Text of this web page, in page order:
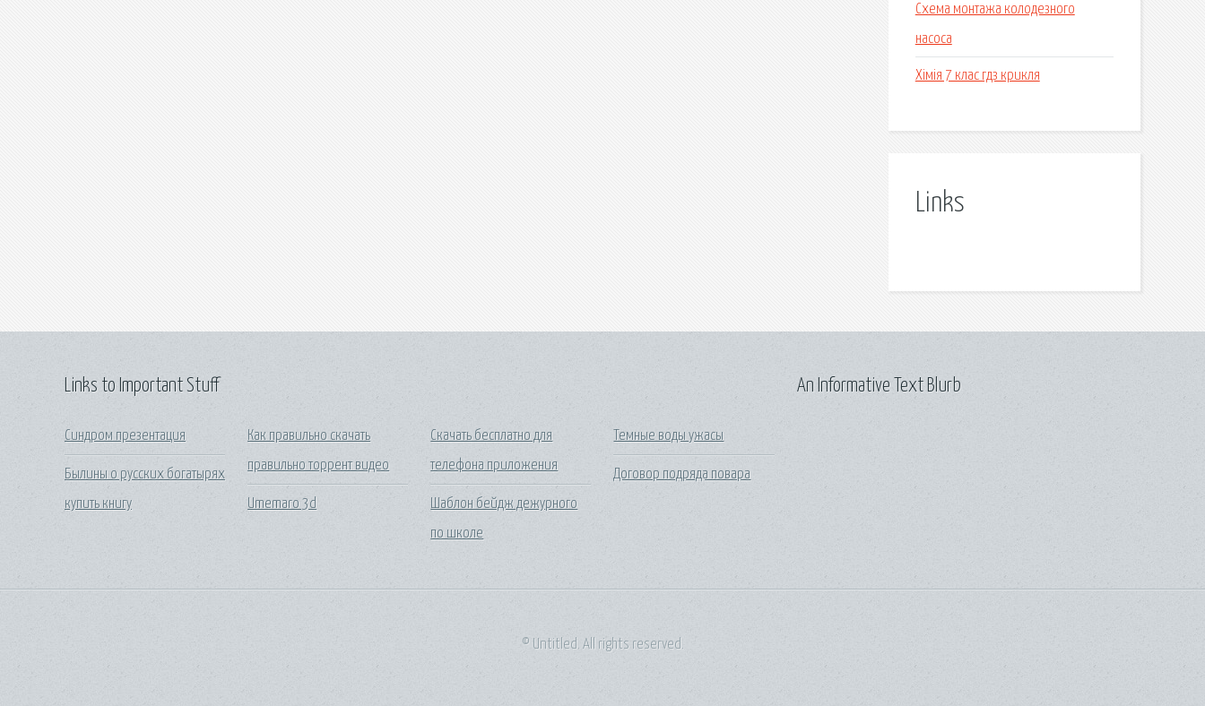
Схема монтажа колодезного
насоса
Хімія 7 клас гдз крикля
Links
Links to Important Stuff
Синдром презентация
Былины о русских богатырях
купить книгу
Как правильно скачать
правильно торрент видео
Umemaro 3d
Скачать бесплатно для
телефона приложения
Шаблон бейдж дежурного
по школе
Темные воды ужасы
Договор подряда повара
An Informative Text Blurb
© Untitled. All rights reserved.